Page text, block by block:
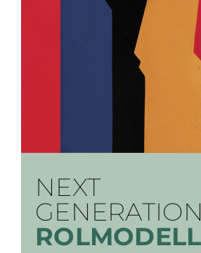
NEXT
GENERATION